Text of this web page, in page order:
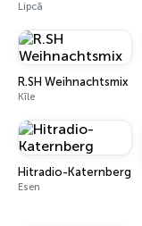
Lipcā
R.SH Weihnachtsmix
Kīle
Hitradio-Katernberg
Esen